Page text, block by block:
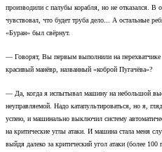
производили с палубы корабля, но не отказался. В
чувствовал, что будет труба дело... А остальные
«Буран» был свёрнут.
— Говорят, Вы первым выполнили на
красивый манёвр, названный «коброй Пугачёва»?
— Да, когда я испытывал машину на небольшой
неуправляемой. Надо катапультироваться, но я,
успею, и машинально выключил систему
на критические углы атаки. И машина стала меня
выйдя далеко за критический угол атаки (более